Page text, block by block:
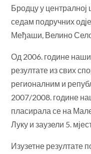
Бродцу у
седам подручних
Међаши, Велино
Од 2006. године
резултате из свих
регионалним и
2007/2008. године
пласирала се на
Луку и заузели 5.
Изузетне резултате